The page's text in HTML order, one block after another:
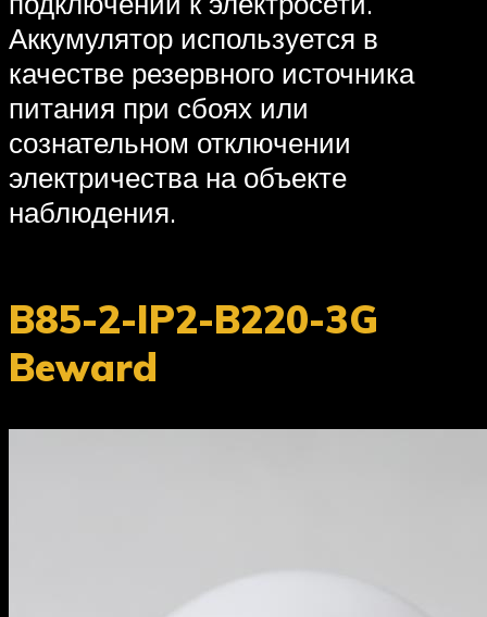
Аккумулятор используется в
качестве резервного источника
питания при сбоях или
сознательном отключении
электричества на объекте
наблюдения.
B85-2-IP2-B220-3G
Beward